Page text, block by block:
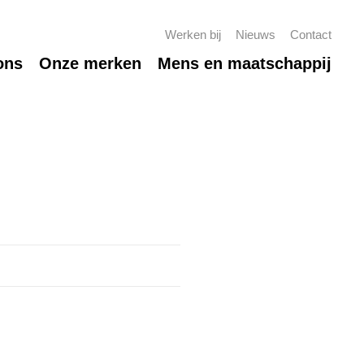
Werken bij Nieuws Contact
Onze merken Mens en maatschappij